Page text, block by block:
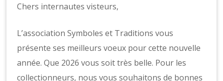
Chers internautes visteurs,
L’association Symboles et Traditions vous
présente ses meilleurs voeux pour cette nouvelle
année. Que 2026 vous soit très belle. Pour les
collectionneurs, nous vous souhaitons de bonnes